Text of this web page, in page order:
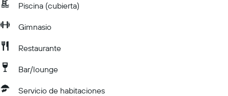
Piscina (cubierta)
Gimnasio
Restaurante
Bar/lounge
Servicio de habitaciones